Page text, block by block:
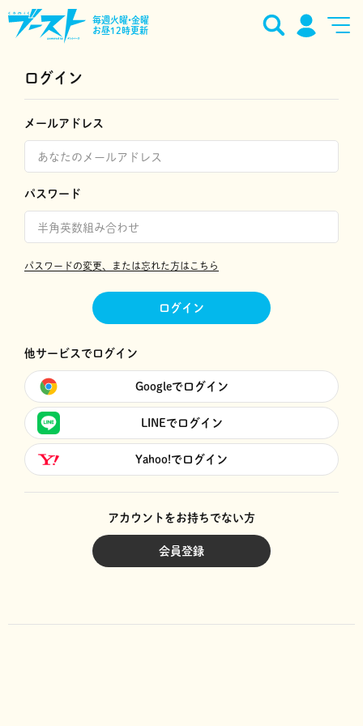
毎週火曜•金曜
お昼12時更新
ログイン
メールアドレス
パスワード
パスワードの変更、または忘れた方はこちら
ログイン
他サービスでログイン
Googleでログイン
LINEでログイン
Yahoo!でログイン
アカウントをお持ちでない方
会員登録